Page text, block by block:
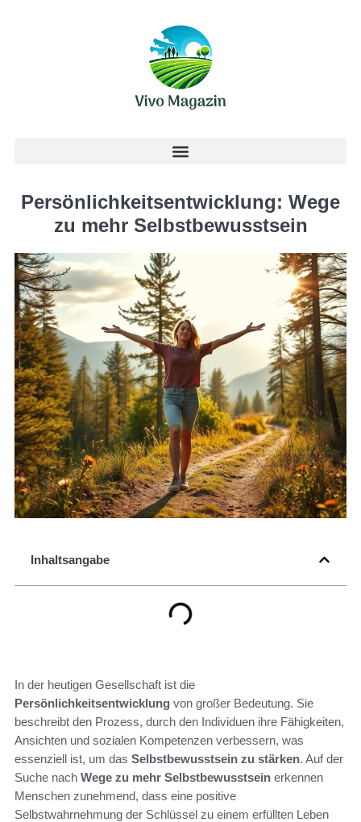
Persönlichkeitsentwicklung: Wege
zu mehr Selbstbewusstsein
Inhaltsangabe
In der heutigen Gesellschaft ist die
Persönlichkeitsentwicklung von großer Bedeutung. Sie
beschreibt den Prozess, durch den Individuen ihre Fähigkeiten,
Ansichten und sozialen Kompetenzen verbessern, was
essenziell ist, um das Selbstbewusstsein zu stärken. Auf der
Suche nach Wege zu mehr Selbstbewusstsein erkennen
Menschen zunehmend, dass eine positive
Selbstwahrnehmung der Schlüssel zu einem erfüllten Leben